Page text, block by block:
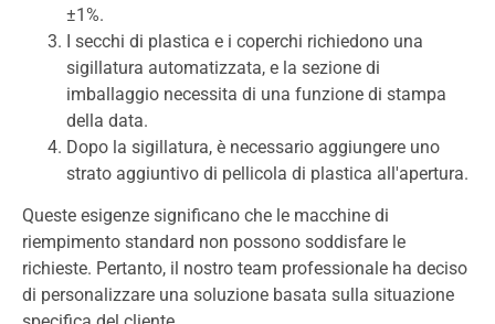
±1%.
I secchi di plastica e i coperchi richiedono una
sigillatura automatizzata, e la sezione di
imballaggio necessita di una funzione di stampa
della data.
Dopo la sigillatura, è necessario aggiungere uno
strato aggiuntivo di pellicola di plastica all'apertura.
Queste esigenze significano che le macchine di
riempimento standard non possono soddisfare le
richieste. Pertanto, il nostro team professionale ha deciso
di personalizzare una soluzione basata sulla situazione